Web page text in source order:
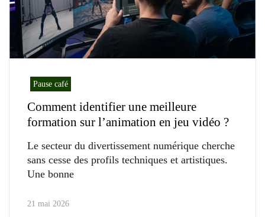
Pause café
Comment identifier une meilleure
formation sur l’animation en jeu vidéo ?
Le secteur du divertissement numérique cherche
sans cesse des profils techniques et artistiques.
Une bonne
21 mai 2026